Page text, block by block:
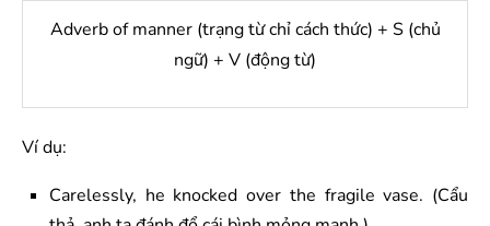
Adverb of manner (trạng từ chỉ cách thức) + S (chủ
ngữ) + V (động từ)
Ví dụ:
Carelessly, he knocked over the fragile vase. (Cẩu